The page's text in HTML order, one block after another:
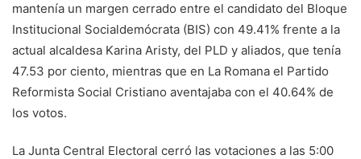
mantenía un margen cerrado entre el candidato del Bloque
Institucional Socialdemócrata (BIS) con 49.41% frente a la
actual alcaldesa Karina Aristy, del PLD y aliados, que tenía
47.53 por ciento, mientras que en La Romana el Partido
Reformista Social Cristiano aventajaba con el 40.64% de
los votos.
La Junta Central Electoral cerró las votaciones a las 5:00